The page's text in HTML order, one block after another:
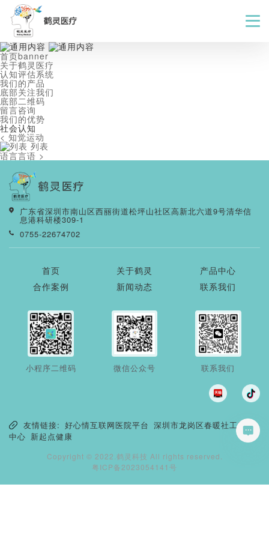
首页banner
关于鹤灵医疗
认知评估系统
我们的产品
底部关注我们
底部二维码
留言咨询
我们的优势
社会认知
< 知觉运动
列表
语言言语 >
广东省深圳市南山区西丽街道松坪山社区高新北六道9号清华信
息港科研楼309-1
0755-22674702
首页 关于鹤灵
产品中心
合作案例
新闻动态 联系我们
小程序二维码 微信公众号 联系我们
友情链接: 好心情互联网医院平台 深圳市龙岗区春暖社工服务
中心 新起点健康
Copyright © 2022.鹤灵科技 All rights reserved.
粤ICP备2023054141号